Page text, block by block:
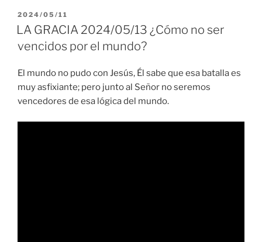
PUBLICADO
EL
2024/05/11
LA GRACIA 2024/05/13 ¿Cómo no ser
vencidos por el mundo?
El mundo no pudo con Jesús, Él sabe que esa batalla es
muy asfixiante; pero junto al Señor no seremos
vencedores de esa lógica del mundo.